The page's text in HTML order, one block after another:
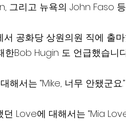
그리고 뉴욕의 John Faso
서 공화당 상원의원 직에 출
Bob Hugin 도 언급했습니
서는 “Mike, 너무 안됐군요
던 Love에 대해서는 “Mia